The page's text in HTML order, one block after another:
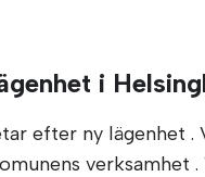
i
efter ny lägenhet
verksamhet